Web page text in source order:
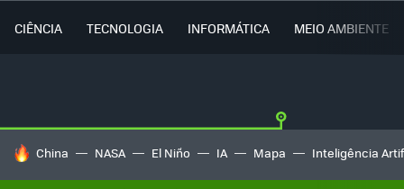
CIÊNCIA TECNOLOGIA INFORMÁTICA MEIO AMBIENTE
TENDÊNCIAS DO DIA
China NASA El Niño IA Mapa Inteligência